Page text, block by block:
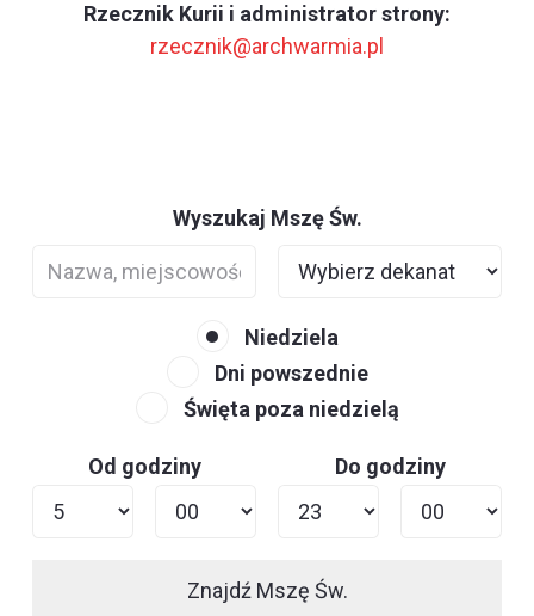
Rzecznik Kurii i administrator strony:
rzecznik@archwarmia.pl
Wyszukaj Mszę Św.
Niedziela
Dni powszednie
Święta poza niedzielą
Od godziny Do godziny
Znajdź Mszę Św.